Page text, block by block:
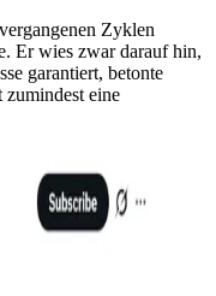
Zyklen
Er wies zwar darauf hin,
garantiert, betonte
eine